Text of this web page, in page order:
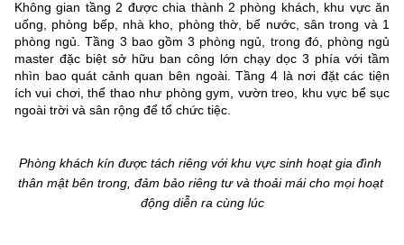
Không gian tầng 2 được chia thành 2 phòng khách, khu vực ăn
uống, phòng bếp, nhà kho, phòng thờ, bể nước, sân trong và 1
phòng ngủ. Tầng 3 bao gồm 3 phòng ngủ, trong đó, phòng ngủ
master đặc biệt sở hữu ban công lớn chạy dọc 3 phía với tầm
nhìn bao quát cảnh quan bên ngoài. Tầng 4 là nơi đặt các tiện
ích vui chơi, thể thao như phòng gym, vườn treo, khu vực bể sục
ngoài trời và sân rộng để tổ chức tiệc.
Phòng khách kín được tách riêng với khu vực sinh hoạt gia đình
thân mật bên trong, đảm bảo riêng tư và thoải mái cho mọi hoạt
động diễn ra cùng lúc